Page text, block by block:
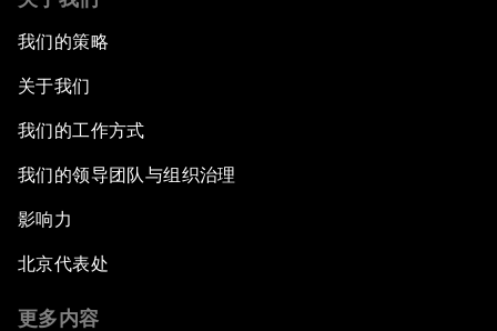
我们的策略
关于我们
我们的工作方式
我们的领导团队与组织治理
影响力
北京代表处
更多内容